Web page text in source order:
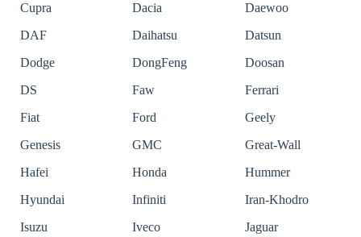
Cupra
Dacia
Daewoo
DAF
Daihatsu
Datsun
Dodge
DongFeng
Doosan
DS
Faw
Ferrari
Fiat
Ford
Geely
Genesis
GMC
Great-Wall
Hafei
Honda
Hummer
Hyundai
Infiniti
Iran-Khodro
Isuzu
Iveco
Jaguar